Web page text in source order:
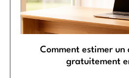
Comment estimer
gratuitement